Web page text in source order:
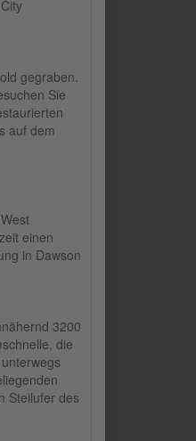
gegraben.
Sie
auf dem
einen
in Dawson
3200
die
Steilufer des